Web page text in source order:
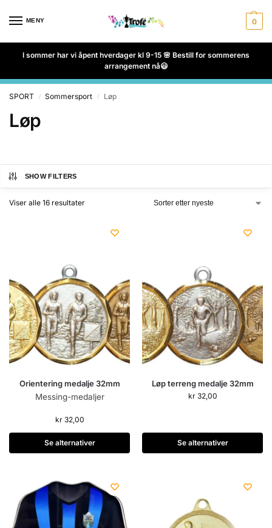
MENY 0
I sommer har vi åpent hverdager kl 9-15 🌸 Bestill for sommerens
arrangement nå😃
SPORT / Sommersport / Løp
Løp
SHOW FILTERS
Viser alle 16 resultater
Orientering medalje 32mm
Messing-medaljer
kr32,00
Se alternativer
Løp terreng medalje 32mm
kr32,00
Se alternativer